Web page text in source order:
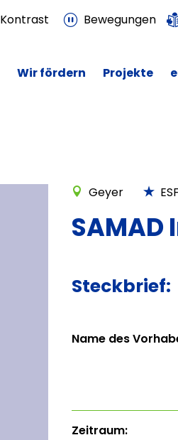
Kontrast Bewegungen
Wir fördern Projekte
Geyer ESF
Steckbrief:
Name des
Zeitraum: